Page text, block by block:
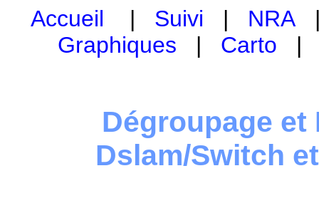
Accueil | Suivi | NRA
Graphiques | Carto
Dégroupage et
Dslam/Switch